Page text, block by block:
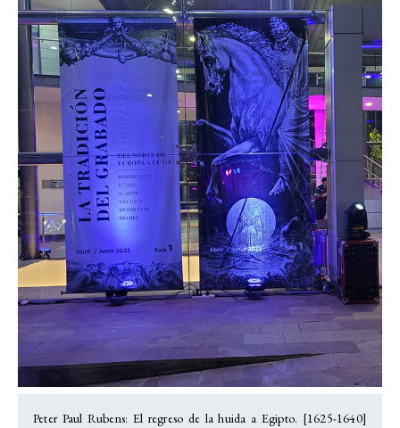
Peter Paul Rubens: El regreso de la huida a Egipto. [1625-1640]